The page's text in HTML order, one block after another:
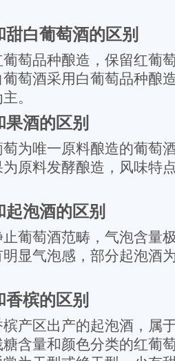
白葡萄酒的区别
萄品种酿造，保留红葡
萄酒采用白葡萄品种酿
。
酒的区别
为唯一原料酿造的葡萄
原料发酵酿造，风味特
泡酒的区别
葡萄酒范畴，气泡含量
显气泡感，部分起泡酒
槟的区别
产区出产的起泡酒，属
含量和颜色分类的红葡